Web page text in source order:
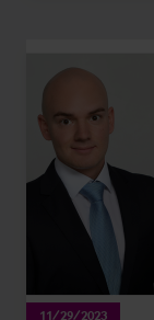
11/29/2023